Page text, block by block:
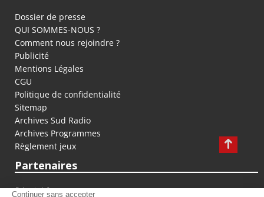
Dossier de presse
QUI SOMMES-NOUS ?
Comment nous rejoindre ?
Publicité
Mentions Légales
CGU
Politique de confidentialité
Sitemap
Archives Sud Radio
Archives Programmes
Règlement jeux
Partenaires
fiducial.fr